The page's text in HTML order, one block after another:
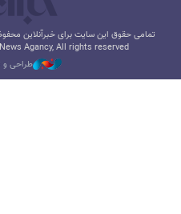
تمامی حقوق این سایت برای خبرآنلاین
Agancy, All rights reserved
طراحی و